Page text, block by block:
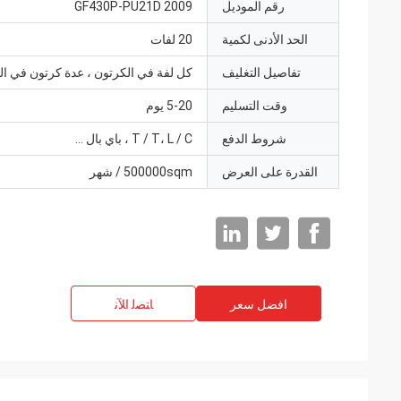
رقم الموديل GF430P-PU21D 2009
الحد الأدنى لكمية 20 لفات
تفاصيل التغليف كل لفة في الكرتون ، عدة كرتون في
وقت التسليم 5-20 يوم
شروط الدفع T / T، L / C ، باي بال ...
القدرة على العرض 500000sqm / شهر
افضل سعر ﺎﺘﺼﻟ ﺍﻶﻧ